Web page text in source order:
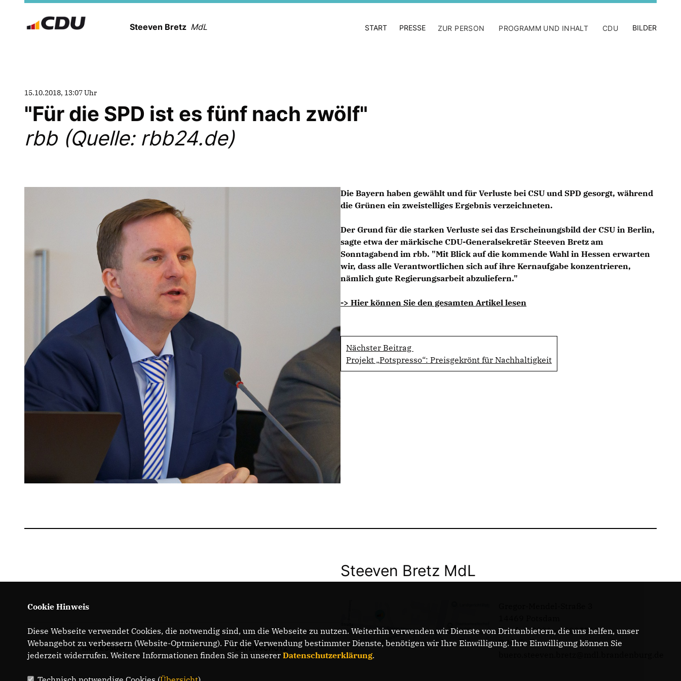
Steeven Bretz MdL START PRESSE ZUR PERSON PROGRAMM UND INHALT CDU BILDER
15.10.2018, 13:07 Uhr
"Für die SPD ist es fünf nach zwölf"
rbb (Quelle: rbb24.de)
Die Bayern haben gewählt und für Verluste bei CSU und SPD gesorgt, während
die Grünen ein zweistelliges Ergebnis verzeichneten.
Der Grund für die starken Verluste sei das Erscheinungsbild der CSU in Berlin,
sagte etwa der märkische CDU-Generalsekretär Steeven Bretz am
Sonntagabend im rbb. "Mit Blick auf die kommende Wahl in Hessen erwarten
wir, dass alle Verantwortlichen sich auf ihre Kernaufgabe konzentrieren,
nämlich gute Regierungsarbeit abzuliefern."
-> Hier können Sie den gesamten Artikel lesen
Nächster Beitrag
Projekt „Potspresso“: Preisgekrönt für Nachhaltigkeit
IMPRESSUM DATENSCHUTZ
Steeven Bretz MdL
Telefon: 0331 - 20085713
E-Mail:
Cookie Hinweis
Diese Webseite verwendet Cookies, die notwendig sind, um die Webseite zu nutzen. Weiterhin verwenden wir Dienste von Drittanbietern, die uns helfen, unser
Webangebot zu verbessern (Website-Optmierung). Für die Verwendung bestimmter Dienste, benötigen wir Ihre Einwilligung. Ihre Einwilligung können Sie
jederzeit widerrufen. Weitere Informationen finden Sie in unserer Datenschutzerklärung.